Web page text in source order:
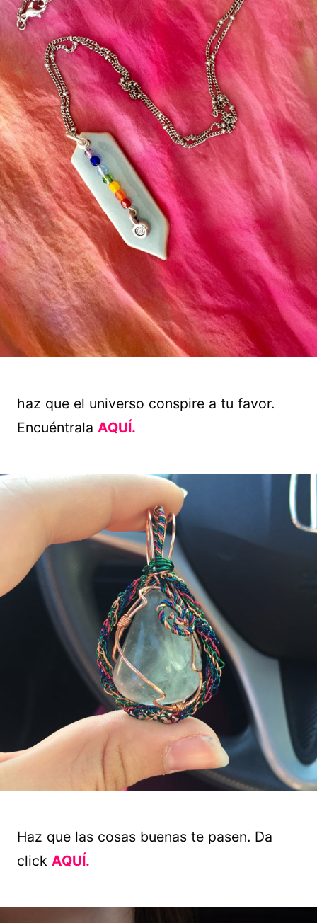
haz que el universo conspire a tu favor.
Encuéntrala AQUÍ.
Haz que las cosas buenas te pasen. Da
click AQUÍ.